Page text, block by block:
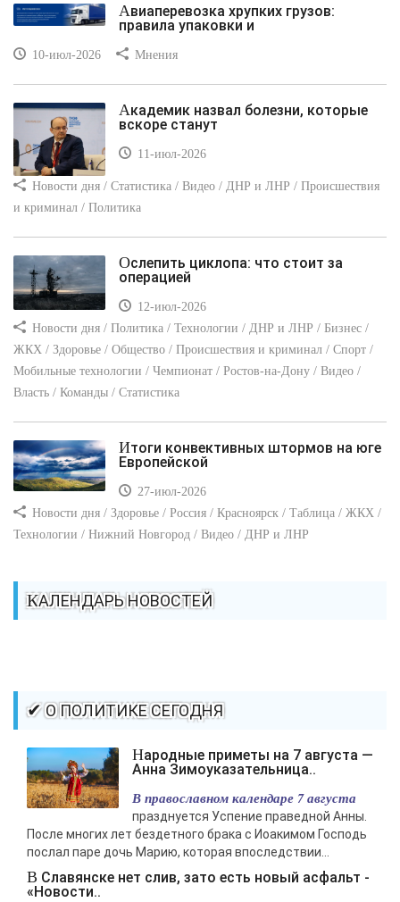
Авиаперевозка хрупких грузов:
правила упаковки и
10-июл-2026 Мнения
Академик назвал болезни, которые
вскоре станут
11-июл-2026
Новости дня / Статистика / Видео / ДНР и ЛНР / Происшествия
и криминал / Политика
Ослепить циклопа: что стоит за
операцией
12-июл-2026
Новости дня / Политика / Технологии / ДНР и ЛНР / Бизнес /
ЖКХ / Здоровье / Общество / Происшествия и криминал / Спорт /
Мобильные технологии / Чемпионат / Ростов-на-Дону / Видео /
Власть / Команды / Статистика
Итоги конвективных штормов на юге
Европейской
27-июл-2026
Новости дня / Здоровье / Россия / Красноярск / Таблица / ЖКХ /
Технологии / Нижний Новгород / Видео / ДНР и ЛНР
КАЛЕНДАРЬ НОВОСТЕЙ
✔ О ПОЛИТИКЕ СЕГОДНЯ
Народные приметы на 7 августа —
Анна Зимоуказательница..
В православном календаре 7 августа
празднуется Успение праведной Анны.
После многих лет бездетного брака с Иоакимом Господь
послал паре дочь Марию, которая впоследствии...
В Славянске нет слив, зато есть новый асфальт -
«Новости..